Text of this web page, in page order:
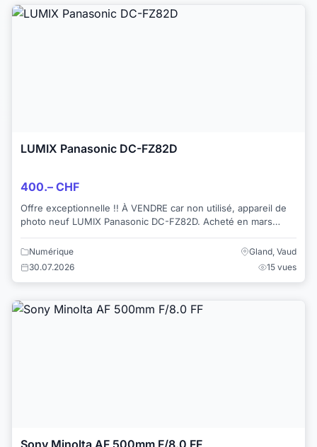
LUMIX Panasonic DC-FZ82D
400.– CHF
Offre exceptionnelle !! À VENDRE car non utilisé, appareil de
photo neuf LUMIX Panasonic DC-FZ82D. Acheté en mars
Numérique
Gland, Vaud
30.07.2026
15 vues
Sony Minolta AF 500mm F/8.0 FF